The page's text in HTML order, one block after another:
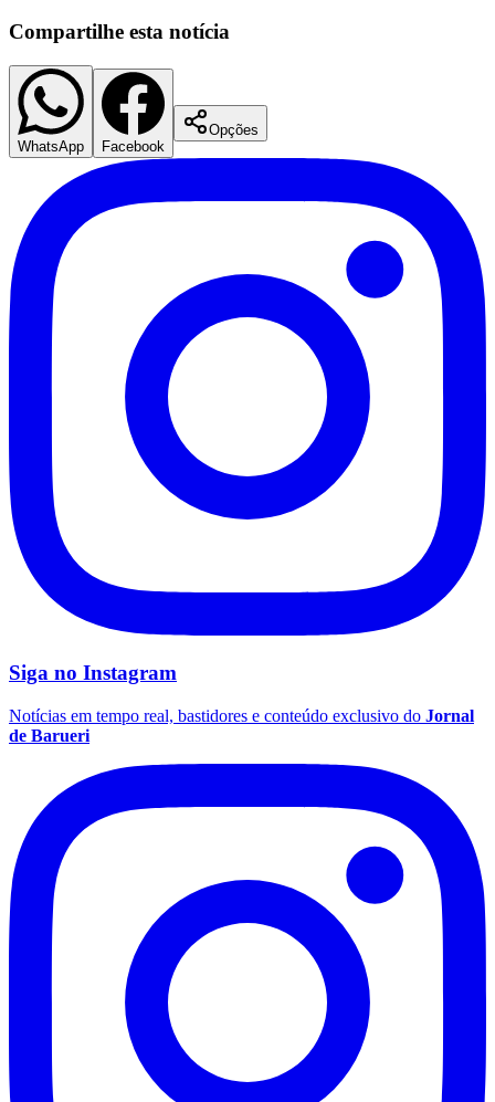
Santos
Flamengo
Compartilhe esta notícia
WhatsApp Facebook
Opções
Siga no Instagram
Notícias em tempo real, bastidores e conteúdo exclusivo do Jornal
de Barueri